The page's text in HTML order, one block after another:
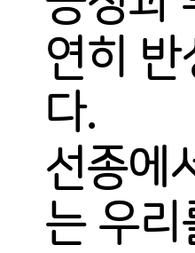
연히
다.
선종에
는 우리